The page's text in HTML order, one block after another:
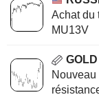
Achat du
MU13V
GOLD